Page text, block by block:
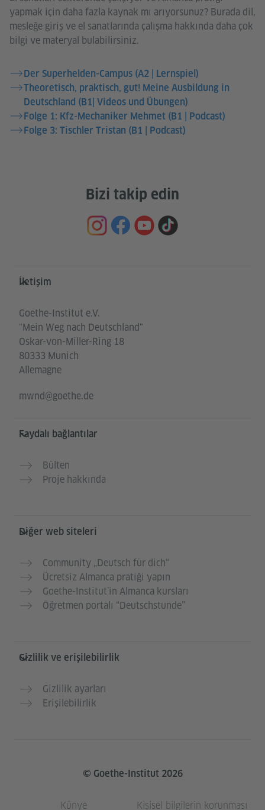
yapmak için daha fazla kaynak mı arıyorsunuz? Burada dil,
mesleğe giriş ve el sanatlarında çalışma hakkında daha çok
bilgi ve materyal bulabilirsiniz.
Der Superhelden-Campus (A2 | Lernspiel)
Theoretisch, praktisch, gut! Meine Ausbildung in
Deutschland (B1| Videos und Übungen)
Folge 1: Kfz-Mechaniker Mehmet (B1 | Podcast)
Folge 3: Tischler Tristan (B1 | Podcast)
Bizi takip edin
Service- und Informationsbereich
İletişim
Goethe-Institut e.V.
"Mein Weg nach Deutschland"
Oskar-von-Miller-Ring 18
80333 Munich
Allemagne
mwnd@goethe.de
Faydalı bağlantılar
Bülten
Proje hakkında
Diğer web siteleri
Community „Deutsch für dich“
Ücretsiz Almanca pratiği yapın
Goethe-Institut’in Almanca kursları
Öğretmen portalı “Deutschstunde”
Gizlilik ve erişilebilirlik
Gizlilik ayarları
Erişilebilirlik
© Goethe-Institut 2026
Künye
Kişisel bilgilerin korunması